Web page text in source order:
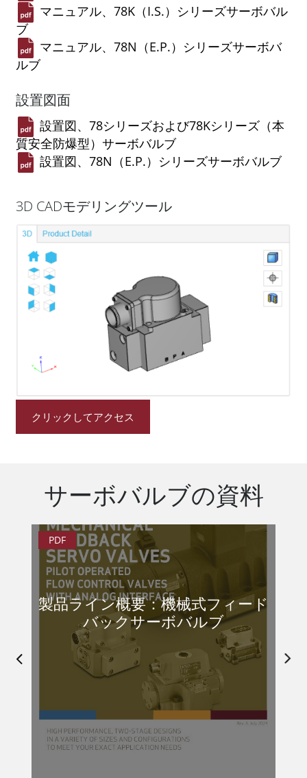
マニュアル、78K（I.S.）シリーズサーボバル
ブ
マニュアル、78N（E.P.）シリーズサーボバ
ルブ
設置図面
設置図、78シリーズおよび78Kシリーズ（本
質安全防爆型）サーボバルブ
設置図、78N（E.P.）シリーズサーボバルブ
3D CADモデリングツール
クリックしてアクセス
サーボバルブの資料
設
PDF
製品ライン概要：機械式フィード
バックサーボバルブ